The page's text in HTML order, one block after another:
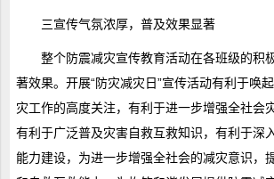
三宣传气氛浓厚，普及效果显著
整个防震减灾宣传教育活动在各班级的积
著效果。开展“防灾减灾日”宣传活动有利于唤
灾工作的高度关注，有利于进一步增强全社会
有利于广泛普及灾害自救互救知识，有利于深
能力建设，为进一步增强全社会的减灾意识，